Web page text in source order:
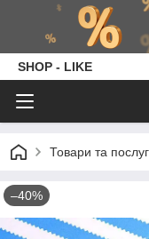
SHOP - LIKE
Товари та
–40%